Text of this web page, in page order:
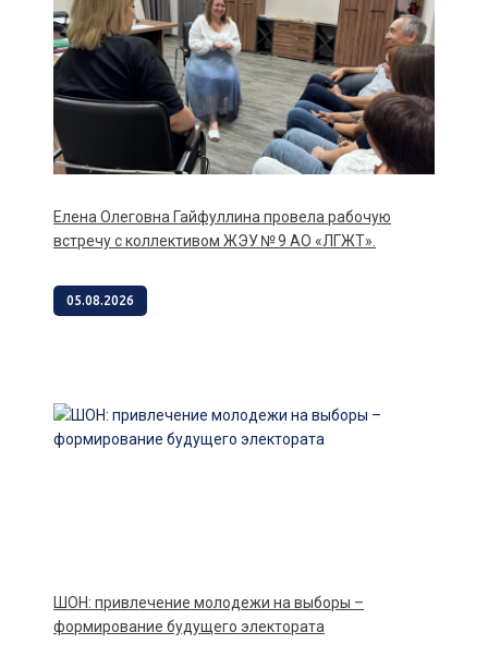
Елена Олеговна Гайфуллина провела рабочую
встречу с коллективом ЖЭУ № 9 АО «ЛГЖТ».
05.08.2026
ШОН: привлечение молодежи на выборы –
формирование будущего электората